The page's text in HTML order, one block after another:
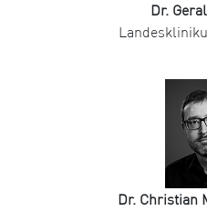
Dr.
Dr. Christian